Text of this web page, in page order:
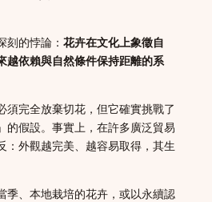
刻的悖論： 花卉在文化上象徵自
越依賴與自然條件保持距離的系
須完全放棄切花，但它確實挑戰了
的假設。事實上，在許多廣泛貿易
：外觀越完美、越容易取得，其生
季、本地栽培的花卉，或以永續認